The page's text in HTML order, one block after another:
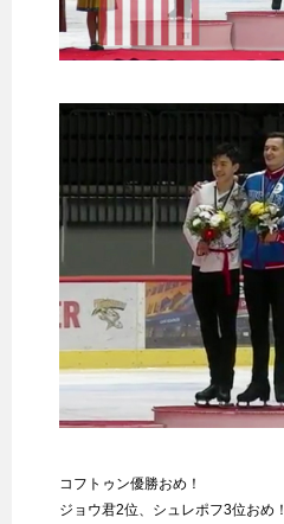
コフトゥン優勝おめ！
ジョウ君2位、シュレポフ3位おめ！